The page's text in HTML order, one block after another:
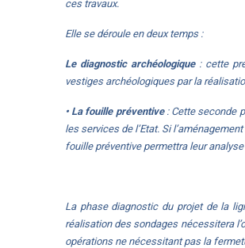
ces travaux.
Elle se déroule en deux temps :
Le diagnostic archéologique: cette
vestiges archéologiques par la
• La fouille préventive : Cette seconde
les services de l’Etat. Si
fouille préventive permettra leur
La phase diagnostic du projet de la
réalisation des sondages nécessitera
opérations ne nécessitant pas la